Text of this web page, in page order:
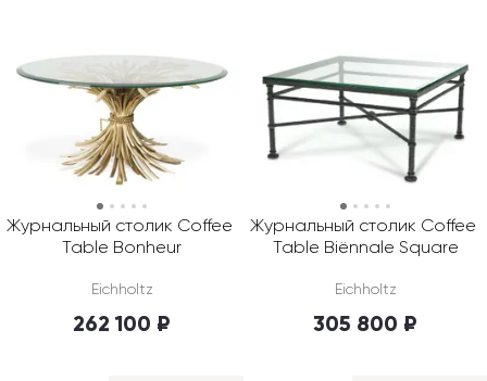
Журнальный столик Coffee
Table Bonheur
Eichholtz
262 100 ₽
Журнальный столик Coffee
Table Biënnale Square
Eichholtz
305 800 ₽